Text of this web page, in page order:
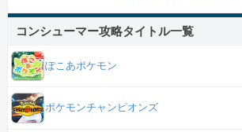
コンシューマー攻略タイトル一覧
ぽこあポケモン
ポケモンチャンピオンズ